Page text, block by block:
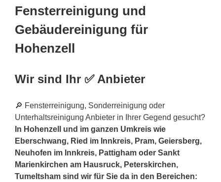
Fensterreinigung und
Gebäudereinigung für
Hohenzell
Wir sind Ihr ✅ Anbieter
🔎 Fensterreinigung, Sonderreinigung oder
Unterhaltsreinigung Anbieter in Ihrer Gegend gesucht?
In Hohenzell und im ganzen Umkreis wie
Eberschwang, Ried im Innkreis, Pram, Geiersberg,
Neuhofen im Innkreis, Pattigham oder Sankt
Marienkirchen am Hausruck, Peterskirchen,
Tumeltsham sind wir für Sie da in den Bereichen: